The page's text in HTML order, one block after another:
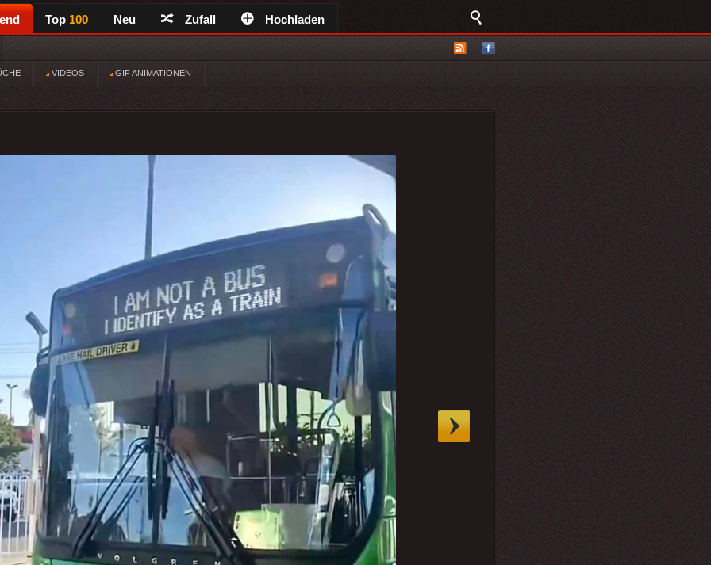
Top 100 Neu Zufall Hochladen
VIDEOS GIF ANIMATIONEN